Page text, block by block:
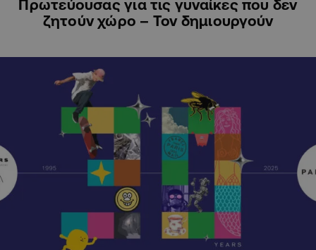
Πρωτεύουσας για τις γυναίκες που δεν
ζητούν χώρο – Τον δημιουργούν